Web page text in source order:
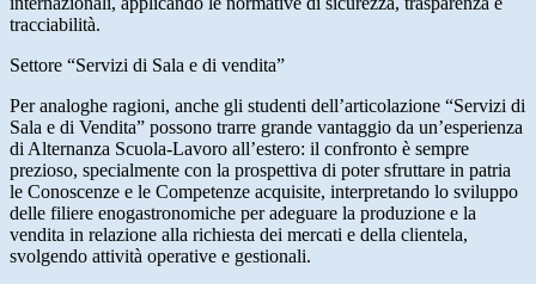
tracciabilità.
Settore “Servizi di Sala e di vendita”
Per analoghe ragioni, anche gli studenti dell’articolazione “Servizi di
Sala e di Vendita” possono trarre grande vantaggio da un’esperienza
di Alternanza Scuola-Lavoro all’estero: il confronto è sempre
prezioso, specialmente con la prospettiva di poter sfruttare in patria
le Conoscenze e le Competenze acquisite, interpretando lo sviluppo
delle filiere enogastronomiche per adeguare la produzione e la
vendita in relazione alla richiesta dei mercati e della clientela,
svolgendo attività operative e gestionali.